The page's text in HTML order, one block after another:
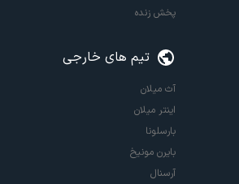
پخش زنده
تیم های خارجی
آث میلان
اینتر میلان
بارسلونا
بایرن مونیخ
آرسنال